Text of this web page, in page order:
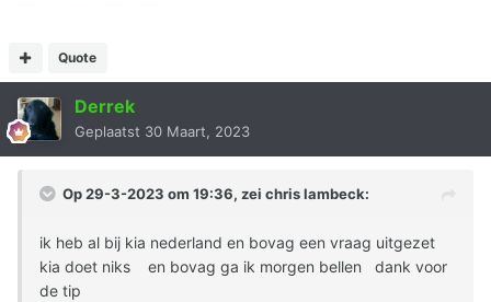
Quote
Derrek
Geplaatst 30 Maart, 2023
Op 29-3-2023 om 19:36, zei chris lambeck:
ik heb al bij kia nederland en bovag een vraag uitgezet
kia doet niks en bovag ga ik morgen bellen dank voor
de tip